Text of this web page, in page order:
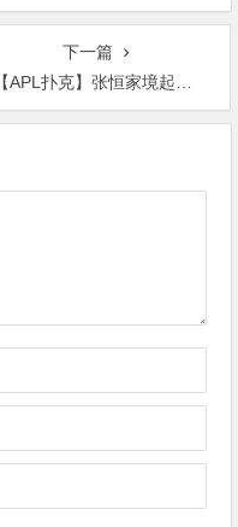
下一篇
【APL扑克】张恒家境起底, 张恒是富二代为何能开怼郑爽